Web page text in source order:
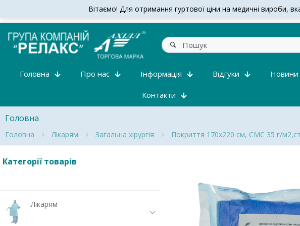
Головна Про нас Інформація Відгуки Новини
Контакти
Головна
Головна Лікарям Загальна хірургія Покриття 170х220 см, СМС 35 г/
Категорії товарів
Лікарям
Вітаємо! Для отримання гуртової ціни на медичні вироби,